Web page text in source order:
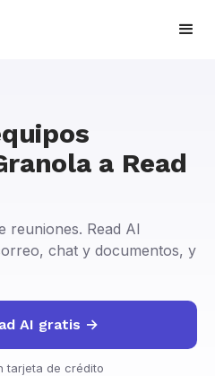
a Read
reuniones. Read AI
chat y documentos, y
AI gratis →
tarjeta de crédito